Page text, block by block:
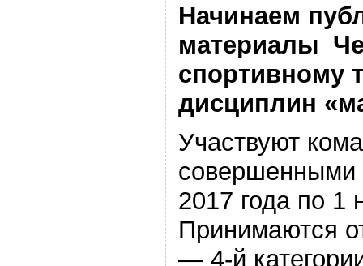
Начинаем
материалы
спортивному
дисциплин
Участвуют
совершенными
2017 года по 1
Принимаются
— 4-й